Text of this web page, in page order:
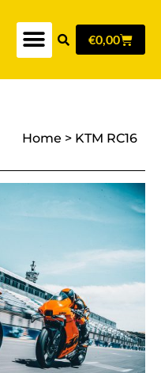
€0,00
Home > KTM RC16